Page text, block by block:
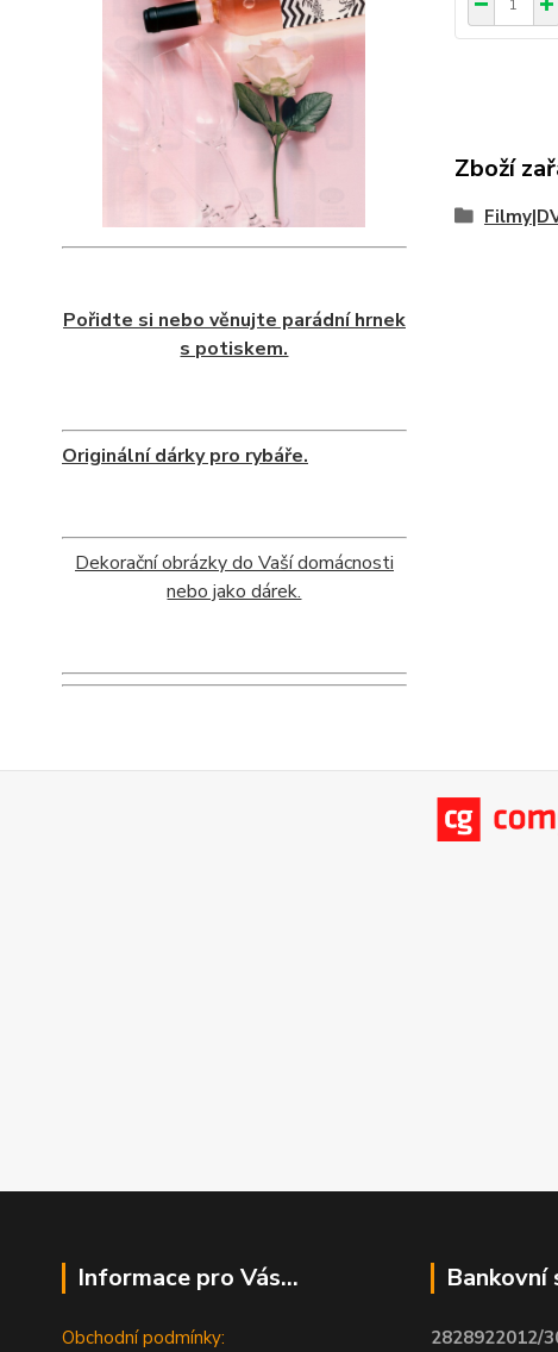
Pořidte si nebo věnujte parádní hrnek
s potiskem.
Originální dárky pro rybáře.
Dekorační obrázky do Vaší domácnosti
nebo jako dárek.
Zboží
Informace pro Vás...
Obchodní podmínky:
Bankovní
2828922012/